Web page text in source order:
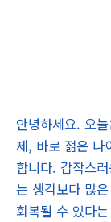
안녕하세요. 오
제, 바로 젊은 나
합니다. 갑작스
는 생각보다 많
회복될 수 있다